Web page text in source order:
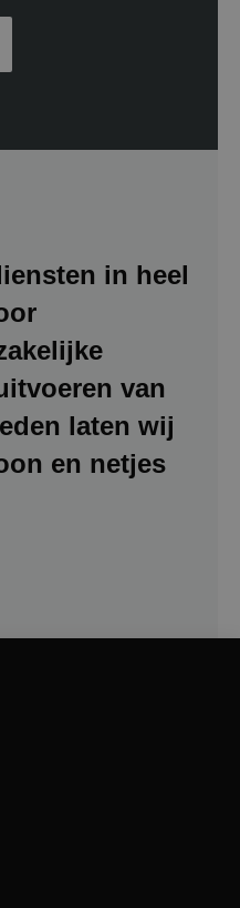
in heel
van
laten wij
en netjes